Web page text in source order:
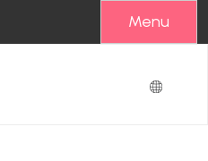
Menu